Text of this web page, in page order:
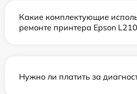
Какие комплектующие
ремонте принтера Epson
Нужно ли платить за